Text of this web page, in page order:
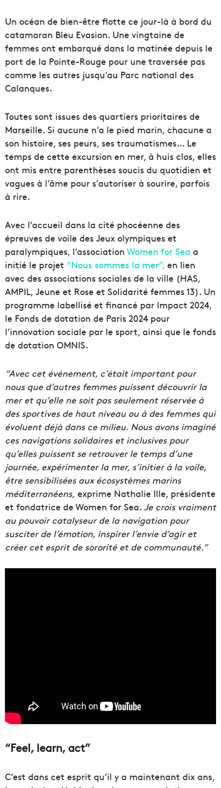
Un océan de bien-être flotte ce jour-là à bord du
catamaran Bleu Evasion. Une vingtaine de
femmes ont embarqué dans la matinée depuis le
port de la Pointe-Rouge pour une traversée pas
comme les autres jusqu’au Parc national des
Calanques.
Toutes sont issues des quartiers prioritaires de
Marseille. Si aucune n’a le pied marin, chacune a
son histoire, ses peurs, ses traumatismes… Le
temps de cette excursion en mer, à huis clos, elles
ont mis entre parenthèses soucis du quotidien et
vagues à l’âme pour s’autoriser à sourire, parfois
à rire.
Avec l’accueil dans la cité phocéenne des
épreuves de voile des Jeux olympiques et
paralympiques, l’association Women for Sea a
initié le projet “Nous sommes la mer”, en lien
avec des associations sociales de la ville (HAS,
AMPIL, Jeune et Rose et Solidarité femmes 13). Un
programme labellisé et financé par Impact 2024,
le Fonds de dotation de Paris 2024 pour
l’innovation sociale par le sport, ainsi que le fonds
de dotation OMNIS.
“Avec cet événement, c’était important pour
nous que d’autres femmes puissent découvrir la
mer et qu’elle ne soit pas seulement réservée à
des sportives de haut niveau ou à des femmes qui
évoluent déjà dans ce milieu. Nous avons imaginé
ces navigations solidaires et inclusives pour
qu’elles puissent se retrouver le temps d’une
journée, expérimenter la mer, s’initier à la voile,
être sensibilisées aux écosystèmes marins
méditerranéens, exprime Nathalie Ille, présidente
et fondatrice de Women for Sea. Je crois vraiment
au pouvoir catalyseur de la navigation pour
susciter de l’émotion, inspirer l’envie d’agir et
créer cet esprit de sororité et de communauté.”
“Feel, learn, act”
C’est dans cet esprit qu’il y a maintenant dix ans,